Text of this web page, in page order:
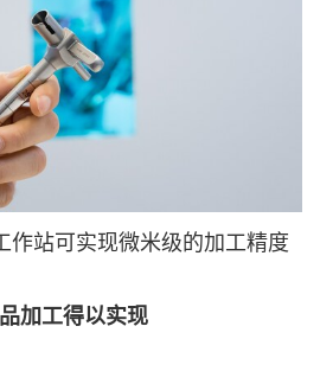
作站可实现微米级的加工精度
加工得以实现